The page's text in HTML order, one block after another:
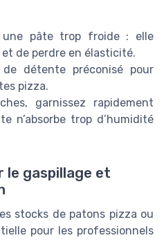
une pâte trop froide : elle
de perdre en élasticité.
détente préconisé pour
pizza.
garnissez rapidement
n’absorbe trop d’humidité
le gaspillage et
stocks de patons pizza ou
pour les professionnels